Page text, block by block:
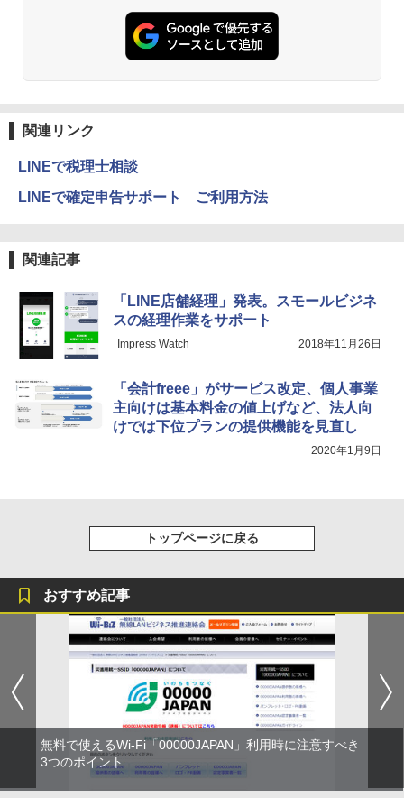
関連リンク
LINEで税理士相談
LINEで確定申告サポート ご利用方法
関連記事
「LINE店舗経理」発表。スモールビジネ
スの経理作業をサポート
Impress Watch 2018年11月26日
「会計freee」がサービス改定、個人事業
主向けは基本料金の値上げなど、法人向
けでは下位プランの提供機能を見直し
2020年1月9日
トップページに戻る
おすすめ記事
無料で使えるWi-Fi「00000JAPAN」利用時に注意すべき
3つのポイント